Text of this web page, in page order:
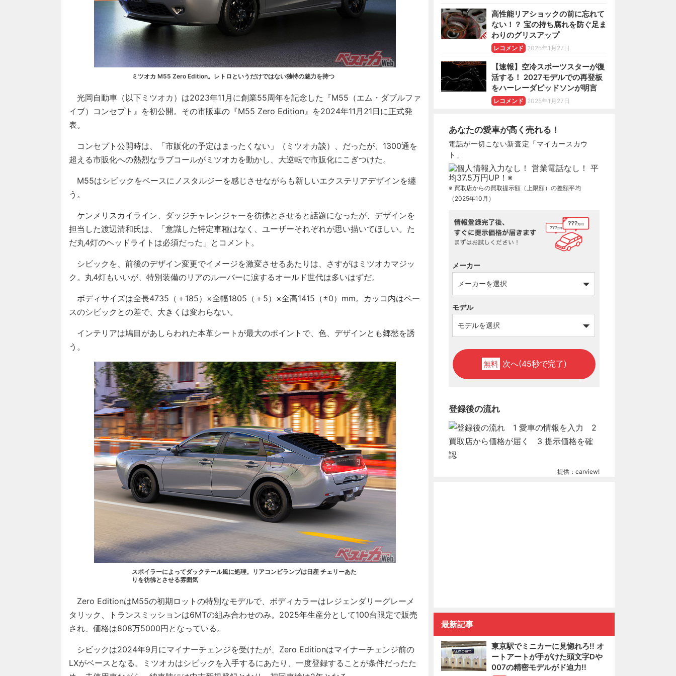
ミツオカ M55 Zero Edition。レトロというだけではない独特の魅力を持つ
光岡自動車（以下ミツオカ）は2023年11月に創業55周年を記念した『M55（エム・ダブルファ
イブ）コンセプト』を初公開。その市販車の『M55 Zero Edition』を2024年11月21日に正式発
表。
コンセプト公開時は、「市販化の予定はまったくない」（ミツオカ談）、だったが、1300通を
超える市販化への熱烈なラブコールがミツオカを動かし、大逆転で市販化にこぎつけた。
M55はシビックをベースにノスタルジーを感じさせながらも新しいエクステリアデザインを纏
う。
ケンメリスカイライン、ダッジチャレンジャーを彷彿とさせると話題になったが、デザインを
担当した渡辺清和氏は、「意識した特定車種はなく、ユーザーそれぞれが思い描いてほしい。た
だ丸4灯のヘッドライトは必須だった」とコメント。
シビックを、前後のデザイン変更でイメージを激変させるあたりは、さすがはミツオカマジッ
ク。丸4灯もいいが、特別装備のリアのルーバーに涙するオールド世代は多いはずだ。
ボディサイズは全長4735（＋185）×全幅1805（＋5）×全高1415（±0）mm。カッコ内はベー
スのシビックとの差で、大きくは変わらない。
インテリアは鳩目があしらわれた本革シートが最大のポイントで、色、デザインとも郷愁を誘
う。
スポイラーによってダックテール風に処理。リアコンビランプは日産 チェリーあた
りを彷彿とさせる雰囲気
Zero EditionはM55の初期ロットの特別なモデルで、ボディカラーはレジェンダリーグレーメ
タリック、トランスミッションは6MTの組み合わせのみ。2025年生産分として100台限定で販売
され、価格は808万5000円となっている。
シビックは2024年9月にマイナーチェンジを受けたが、Zero Editionはマイナーチェンジ前の
LXがベースとなる。ミツオカはシビックを入手するにあたり、一度登録することが条件だったた
高性能リアショックの前に忘れて
ない！？ 宝の持ち腐れを防ぐ足ま
わりのグリスアップ
レコメンド 2025年1月27日
【速報】空冷スポーツスターが復
活する！ 2027モデルでの再登板
をハーレーダビッドソンが明言
レコメンド 2025年1月27日
あなたの愛車が高く売れる！
電話が一切こない新査定「マイカースカウ
ト」
※ 買取店からの買取提示額（上限額）の差額平均
（2025年10月）
メーカー
モデル
無料 次へ(45秒で完了)
登録後の流れ
提供：carview!
最新記事
東京駅でミニカーに見惚れろ!! オ
ートアートが手がけた頭文字Dや
007の精密モデルがド迫力!!